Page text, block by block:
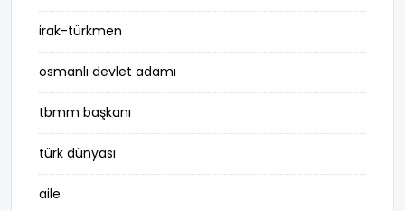
irak-türkmen
osmanlı devlet adamı
tbmm başkanı
türk dünyası
aile